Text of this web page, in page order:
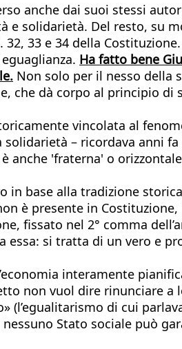
anche dai suoi stessi
solidarietà. Del resto, su
33 e 34 della Costituzione.
Ha fatto bene
Non solo per il nesso della
che dà corpo al principio
vincolata al
– ricordava anni
'fraterna' o
in base alla tradizione
è presente in
fissato nel 2° comma
essa: si tratta di un vero e
interamente
non vuol dire rinunciare
(l’egualitarismo di cui
Stato sociale può